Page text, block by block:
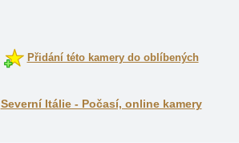
Přidání této kamery do oblíbených
Severní Itálie - Počasí, online kamery